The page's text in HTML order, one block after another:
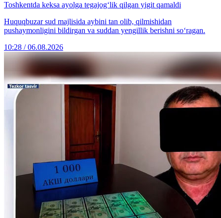
Toshkentda keksa ayolga tegajog‘lik qilgan yigit qamaldi
Huquqbuzar sud majlisida aybini tan olib, qilmishidan
pushaymonligini bildirgan va suddan yengillik berishni so‘ragan.
10:28 / 06.08.2026